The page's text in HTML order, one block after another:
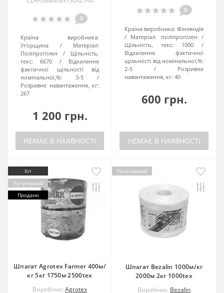
0
Країна виробника:
Угорщина
Матеріал:
Поліпропілен
Щільність,
текс:
6670
Відхилення
фактичної щільності від
номінальної,%:
3-5
Розривне навантаження, кг:
267
1 200 грн.
НЕМАЄ В НАЯВНОСТІ
0
Країна виробника: Фінляндія
Матеріал:
поліпропілен
Щільність, текс:
1000
Відхилення фактичної
щільності від номінальної,%:
2-5
Розривне
навантаження, кг: 40
600 грн.
НЕМАЄ В НАЯВНОСТІ
Хіт
Популярний
Продано
Шпагат Agrotex Farmer 400м/
кг 5кг 1750м 2500tex
Виробник: Agrotex
Популярний
Шпагат Bezalin 1000м/кг
2000м 2кг 1000tex
Виробник: Bezalin